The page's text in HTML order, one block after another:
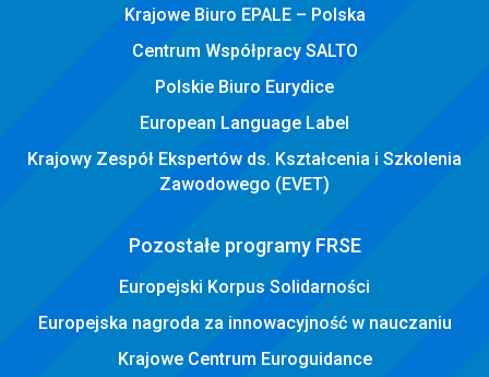
Krajowe Biuro EPALE – Polska
Centrum Współpracy SALTO
Polskie Biuro Eurydice
European Language Label
Krajowy Zespół Ekspertów ds. Kształcenia i Szkolenia
Zawodowego (EVET)
Pozostałe programy FRSE
Europejski Korpus Solidarności
Europejska nagroda za innowacyjność w nauczaniu
Krajowe Centrum Euroguidance